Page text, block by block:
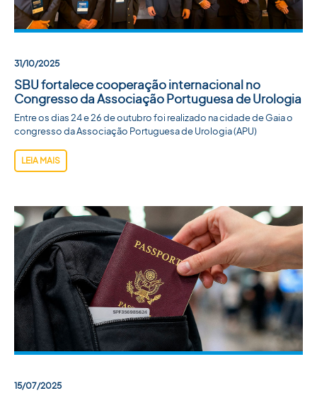
31/10/2025
SBU fortalece cooperação internacional no
Congresso da Associação Portuguesa de Urologia
Entre os dias 24 e 26 de outubro foi realizado na cidade de Gaia o
congresso da Associação Portuguesa de Urologia (APU)
LEIA MAIS
15/07/2025